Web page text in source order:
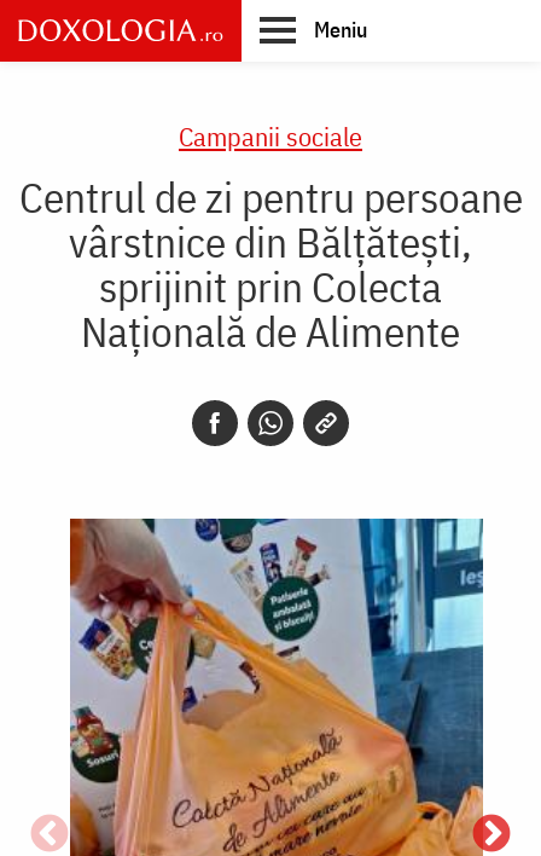
Skip
to
main
Meniu
Campanii sociale
Centrul de zi pentru persoane
vârstnice din Bălțătești,
sprijinit prin Colecta
Națională de Alimente